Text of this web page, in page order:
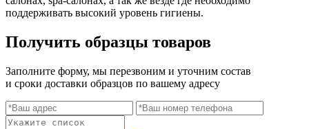
поддерживать высокий уровень гигиены.
Получить образцы товаров
Заполните форму, мы перезвоним и уточним состав
и сроки доставки образцов по вашему адресу